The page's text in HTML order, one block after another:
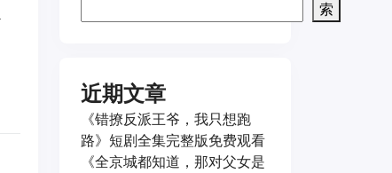
索
近期文章
《错撩反派王爷，我只想跑
路》短剧全集完整版免费观看
《全京城都知道，那对父女是